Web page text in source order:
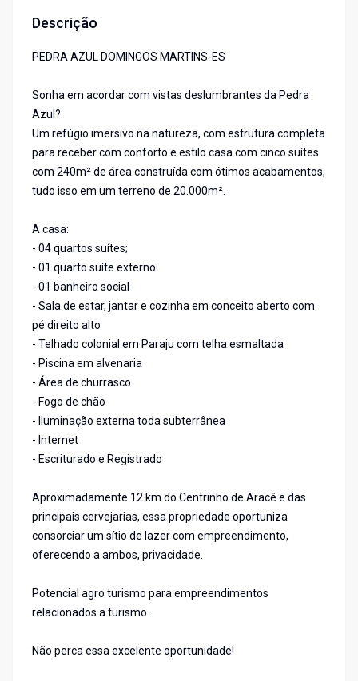
Descrição
PEDRA AZUL DOMINGOS MARTINS-ES
Sonha em acordar com vistas deslumbrantes da Pedra
Azul?
Um refúgio imersivo na natureza, com estrutura completa
para receber com conforto e estilo casa com cinco suítes
com 240m² de área construída com ótimos acabamentos,
tudo isso em um terreno de 20.000m².
A casa:
- 04 quartos suítes;
- 01 quarto suíte externo
- 01 banheiro social
- Sala de estar, jantar e cozinha em conceito aberto com
pé direito alto
- Telhado colonial em Paraju com telha esmaltada
- Piscina em alvenaria
- Área de churrasco
- Fogo de chão
- Iluminação externa toda subterrânea
- Internet
- Escriturado e Registrado
Aproximadamente 12 km do Centrinho de Aracê e das
principais cervejarias, essa propriedade oportuniza
consorciar um sítio de lazer com empreendimento,
oferecendo a ambos, privacidade.
Potencial agro turismo para empreendimentos
relacionados a turismo.
Não perca essa excelente oportunidade!